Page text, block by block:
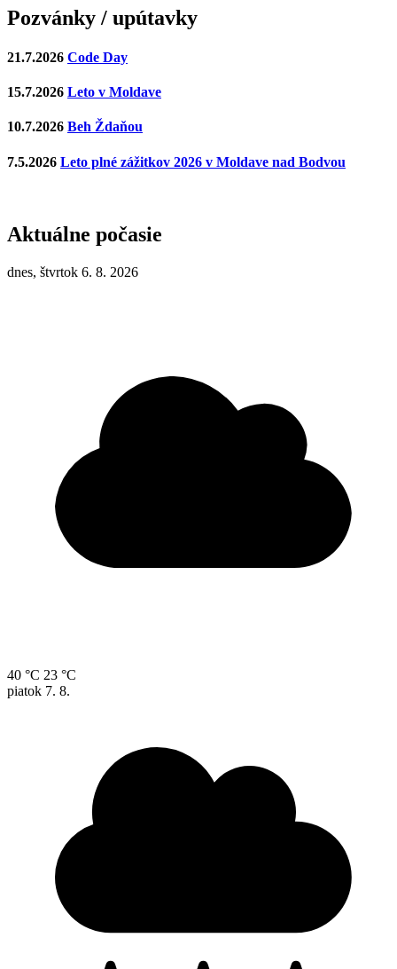
Pozvánky / upútavky
21.7.2026 Code Day
15.7.2026 Leto v Moldave
10.7.2026 Beh Ždaňou
7.5.2026 Leto plné zážitkov 2026 v Moldave nad Bodvou
Aktuálne počasie
dnes, štvrtok 6. 8. 2026
40 °C 23 °C
piatok 7. 8.